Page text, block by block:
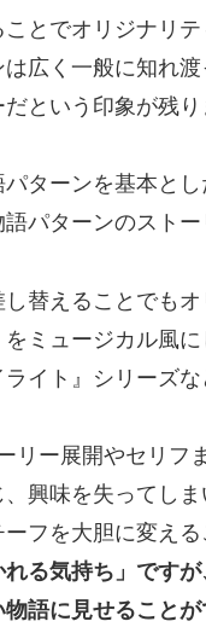
とでオリジナリ
広く一般に知れ
という印象が残り
ターンを基本と
パターンのスト
替えることでも
ミュージカル風
イト』シリーズな
リー展開やセリフ
興味を失ってし
フを大胆に変える
る気持ち」です
語に見せることが